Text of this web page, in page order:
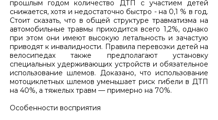
прошлым годом количество ДТП с участием детей
снижается, хотя и недостаточно быстро - на 0,1 % в год.
Стоит сказать, что в общей структуре травматизма на
автомобильные травмы приходится всего 1,2%, однако
при этом они имеют высокую летальность и зачастую
приводят к инвалидности. Правила перевозки детей на
велосипедах также предполагают установку
специальных удерживающих устройств и обязательное
использование шлемов. Доказано, что использование
мотоциклетных шлемов уменьшает риск гибели в ДТП
на 40%, а тяжелых травм — примерно на 70%.
Особенности восприятия